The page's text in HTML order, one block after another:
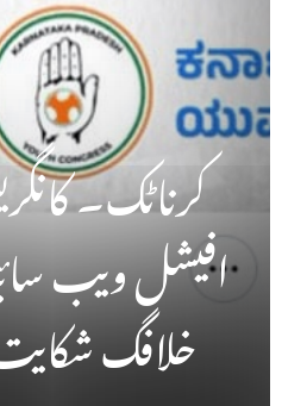
کرناٹک۔
افیشل ویب
خلافگ